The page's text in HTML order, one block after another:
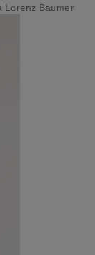
Lorenz Baumer